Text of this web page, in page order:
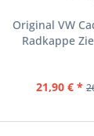
Original VW
Radkappe
21,90 € *